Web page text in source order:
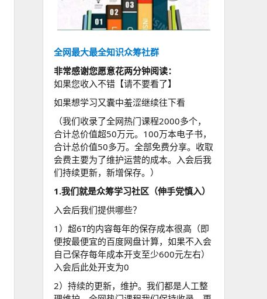
全网最大最全知识众筹社群
非常感谢您愿意花两分钟阅读：
如果您收入不错【请不要看了】
如果想学习又囊中羞涩继续往下看
（我们收录了全网热门课程2000多个，
合计总价值超50万元。100万本电子书，
合计总价值50多万。全部免费分享。收取
会费主要为了维护运营的成本。入会后我
们持续更新，新增保存。）
1.我们就是众筹学习社区（伸手党慎入）
入会后我们提供哪些？
1）超6T的内容每年的保存成本很高（即
便按最便宜的百度网盘计算，如果不入会
自己保存每年成本开支至少600元左右）
入会后此处开支为0
2）持续的更新，维护。我们都是人工整